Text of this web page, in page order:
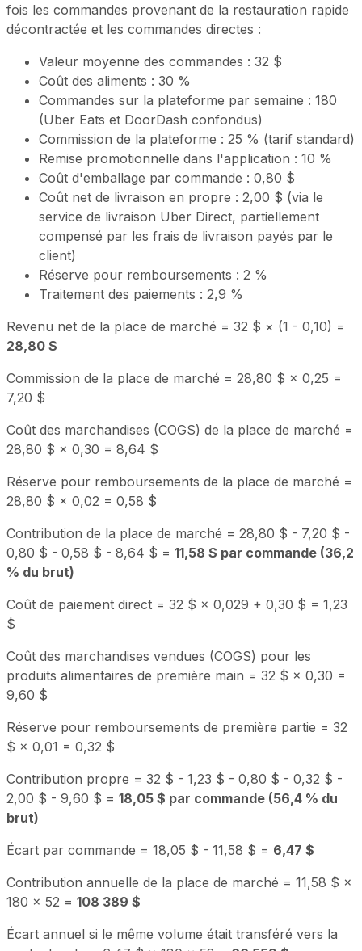
fois les commandes provenant de la restauration rapide
décontractée et les commandes directes :
Valeur moyenne des commandes : 32 $
Coût des aliments : 30 %
Commandes sur la plateforme par semaine : 180
(Uber Eats et DoorDash confondus)
Commission de la plateforme : 25 % (tarif standard)
Remise promotionnelle dans l'application : 10 %
Coût d'emballage par commande : 0,80 $
Coût net de livraison en propre : 2,00 $ (via le
service de livraison Uber Direct, partiellement
compensé par les frais de livraison payés par le
client)
Réserve pour remboursements : 2 %
Traitement des paiements : 2,9 %
Revenu net de la place de marché = 32 $ × (1 - 0,10) =
28,80 $
Commission de la place de marché = 28,80 $ × 0,25 =
7,20 $
Coût des marchandises (COGS) de la place de marché =
28,80 $ × 0,30 = 8,64 $
Réserve pour remboursements de la place de marché =
28,80 $ × 0,02 = 0,58 $
Contribution de la place de marché = 28,80 $ - 7,20 $ -
0,80 $ - 0,58 $ - 8,64 $ = 11,58 $ par commande (36,2
% du brut)
Coût de paiement direct = 32 $ × 0,029 + 0,30 $ = 1,23
$
Coût des marchandises vendues (COGS) pour les
produits alimentaires de première main = 32 $ × 0,30 =
9,60 $
Réserve pour remboursements de première partie = 32
$ × 0,01 = 0,32 $
Contribution propre = 32 $ - 1,23 $ - 0,80 $ - 0,32 $ -
2,00 $ - 9,60 $ = 18,05 $ par commande (56,4 % du
brut)
Écart par commande = 18,05 $ - 11,58 $ = 6,47 $
Contribution annuelle de la place de marché = 11,58 $ ×
180 × 52 = 108 389 $
Écart annuel si le même volume était transféré vers la